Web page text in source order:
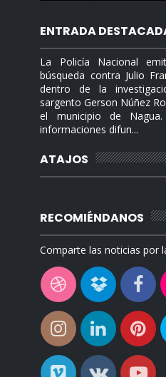
ENTRADA
La Policía Nacional
búsqueda contra Julio
dentro de la
sargento Gerson Núñez
el municipio de
informaciones difun...
ATAJOS
RECOMIÉNDANOS
Comparte las noticias por